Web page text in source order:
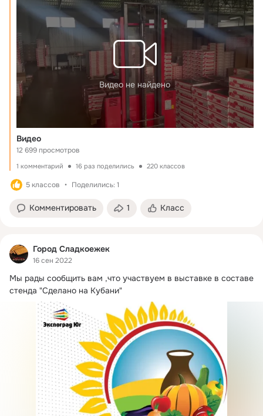
Видео не найдено
Видео
12 699 просмотров
1 комментарий 16 раз поделились 220 классов
5 классов Поделились: 1
Комментировать 1 Класс
Город Сладкоежек
16 сен 2022
Мы рады сообщить вам ,что участвуем в выставке в составе
стенда "Сделано на Кубани"